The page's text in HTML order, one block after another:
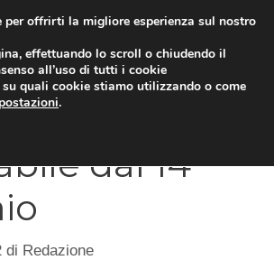
3, demo
dal 14
di Redazione
offrirti la migliore esperienza sul nostro
effettuando lo scroll o chiudendo il
all’uso di tutti i cookie
quali cookie stiamo utilizzando o come
.